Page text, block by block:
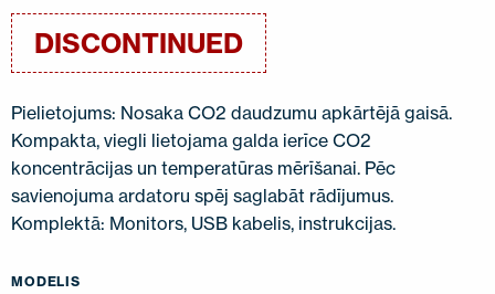
EN FI USA PL SV SV-FI
DISCONTINUED
Pielietojums: Nosaka CO2 daudzumu apkārtējā gaisā.
Kompakta, viegli lietojama galda ierīce CO2
koncentrācijas un temperatūras mērīšanai. Pēc
savienojuma ardatoru spēj saglabāt rādījumus.
Komplektā: Monitors, USB kabelis, instrukcijas.
MODELIS